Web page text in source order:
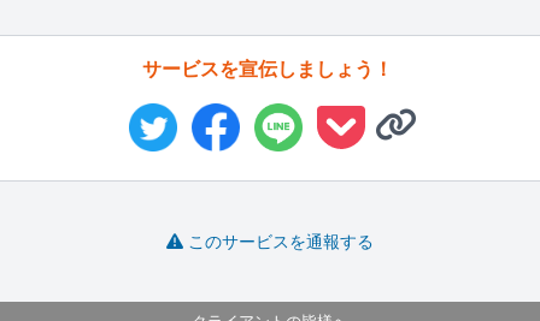
サービスを宣伝しましょう！
このサービスを通報する